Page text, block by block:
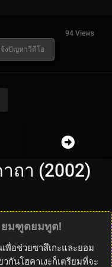
94 Views
งปัญหาวีดีโอ
ถา (2002)
ยมฑูตยมทูต!
พื่อช่วยซาสึเกะและยอม
กันโฮคาเงะก็เตรียมที่จะ